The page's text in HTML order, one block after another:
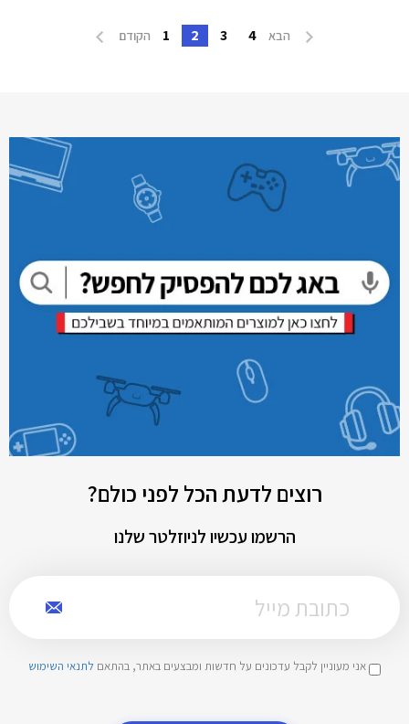
הבא 4
3
2
1 הקודם
רוצים לדעת הכל לפני כולם?
הרשמו עכשיו לניוזלטר שלנו
אני מעוניין לקבל עדכונים על חדשות ומבצעים באתר, בהתאם לתנאי השימוש